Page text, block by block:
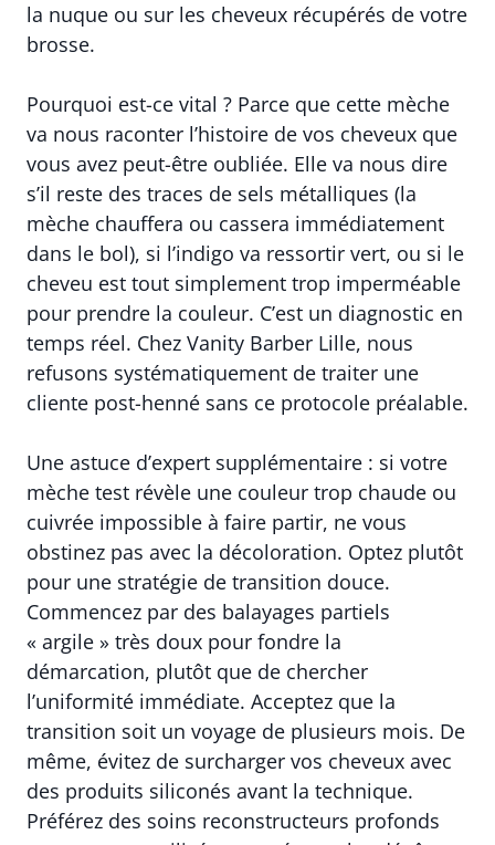
la nuque ou sur les cheveux récupérés de votre
brosse.
Pourquoi est-ce vital ? Parce que cette mèche
va nous raconter l’histoire de vos cheveux que
vous avez peut-être oubliée. Elle va nous dire
s’il reste des traces de sels métalliques (la
mèche chauffera ou cassera immédiatement
dans le bol), si l’indigo va ressortir vert, ou si le
cheveu est tout simplement trop imperméable
pour prendre la couleur. C’est un diagnostic en
temps réel. Chez Vanity Barber Lille, nous
refusons systématiquement de traiter une
cliente post-henné sans ce protocole préalable.
Une astuce d’expert supplémentaire : si votre
mèche test révèle une couleur trop chaude ou
cuivrée impossible à faire partir, ne vous
obstinez pas avec la décoloration. Optez plutôt
pour une stratégie de transition douce.
Commencez par des balayages partiels
« argile » très doux pour fondre la
démarcation, plutôt que de chercher
l’uniformité immédiate. Acceptez que la
transition soit un voyage de plusieurs mois. De
même, évitez de surcharger vos cheveux avec
des produits siliconés avant la technique.
Préférez des soins reconstructeurs profonds